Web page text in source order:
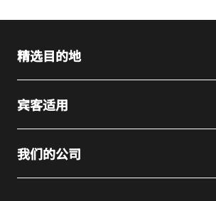
精选目的地
宾客适用
我们的公司